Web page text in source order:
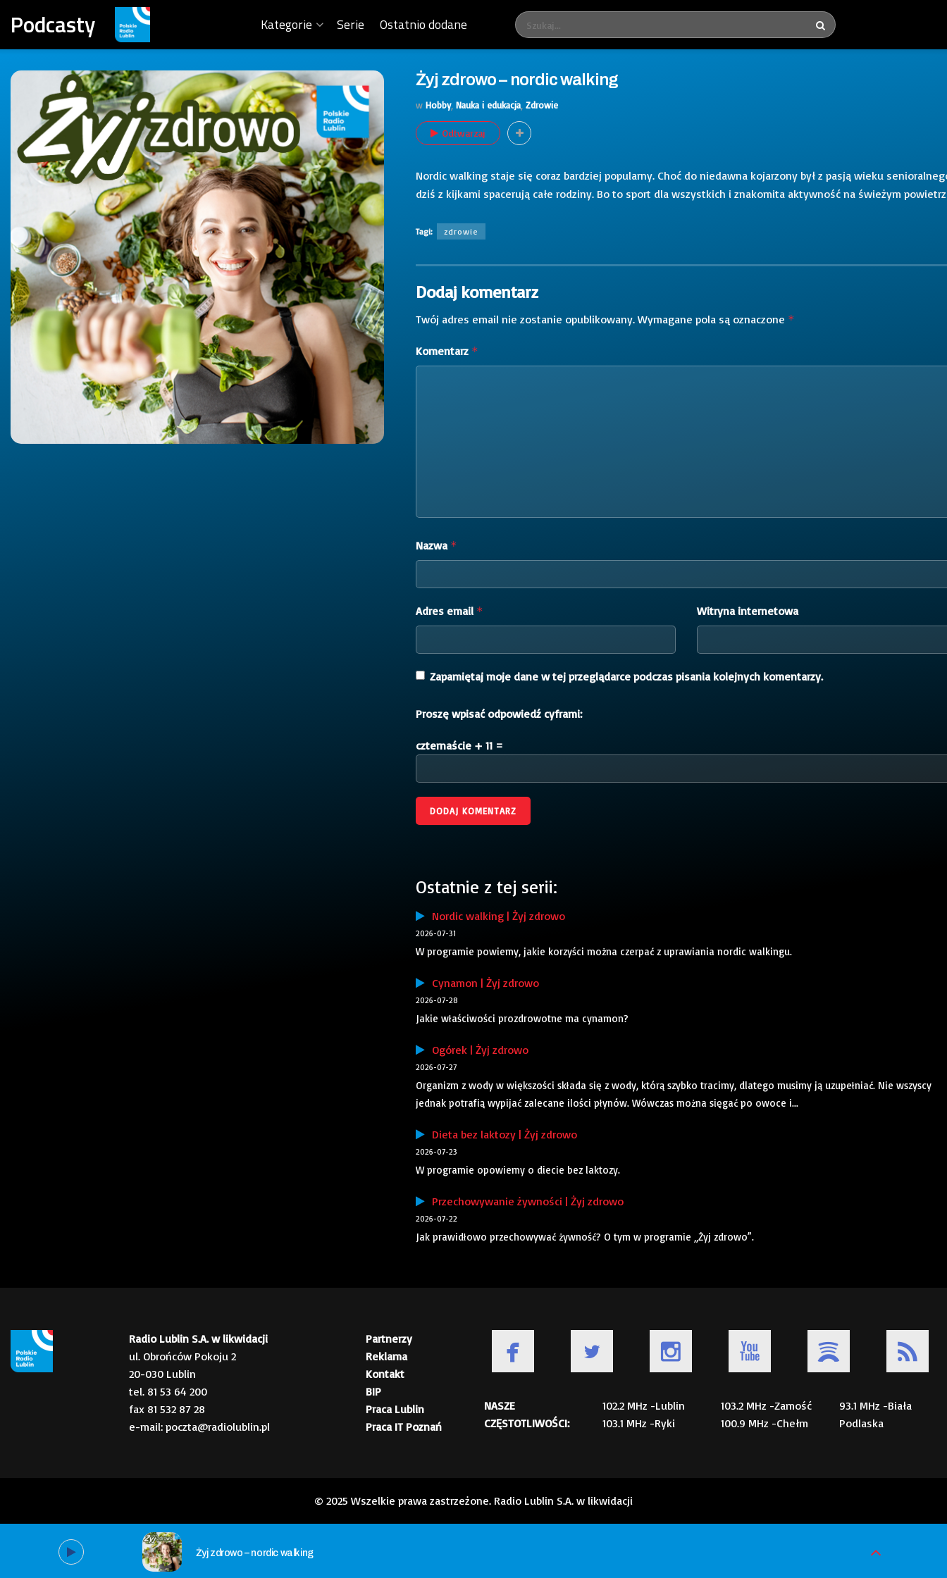
Podcasty Kategorie Serie Ostatnio dodane
Żyj zdrowo – nordic walking
w Hobby, Nauka i edukacja Zdrowie
Odtwarzaj
Nordic walking staje się coraz bardziej popularny. Choć do niedawna kojarzony był z pasją wieku
dziś z kijkami spacerują całe rodziny. Bo to sport dla wszystkich i znakomita aktywność na świeżym
Tagi: zdrowie
Dodaj komentarz
Twój adres email nie zostanie opublikowany. Wymagane pola są oznaczone *
Komentarz *
Nazwa *
Adres email * Witryna internetowa
Zapamiętaj moje dane w tej przeglądarce podczas pisania kolejnych komentarzy.
Proszę wpisać odpowiedź cyframi:
czternaście + 11 =
Ostatnie z tej serii:
Nordic walking | Żyj zdrowo
2026-07-31
W programie powiemy, jakie korzyści można czerpać z uprawiania nordic walkingu.
Cynamon | Żyj zdrowo
2026-07-28
Jakie właściwości prozdrowotne ma cynamon?
Ogórek | Żyj zdrowo
2026-07-27
Organizm z wody w większości składa się z wody, którą szybko tracimy, dlatego musimy ją uzupełniać. Nie wszyscy
jednak potrafią wypijać zalecane ilości płynów. Wówczas można sięgać po owoce i...
Dieta bez laktozy | Żyj zdrowo
2026-07-23
W programie opowiemy o diecie bez laktozy.
Przechowywanie żywności | Żyj zdrowo
2026-07-22
Jak prawidłowo przechowywać żywność? O tym w programie „Żyj zdrowo”.
Radio Lublin S.A. w likwidacji
ul. Obrońców Pokoju 2
20-030 Lublin
tel. 81 53 64 200
fax 81 532 87 28
e-mail: poczta@radiolublin.pl
Partnerzy
Reklama
Kontakt
BIP
Praca Lublin
Praca IT Poznań
NASZE
CZĘSTOTLIWOŚCI:
102.2 MHz -Lublin
103.1 MHz -Ryki
103.2 MHz -Zamość
100.9 MHz -Chełm
93.1 MHz -Biała
Podlaska
© 2025 Wszelkie prawa zastrzeżone. Radio Lublin S.A. w likwidacji
Żyj zdrowo – nordic walking